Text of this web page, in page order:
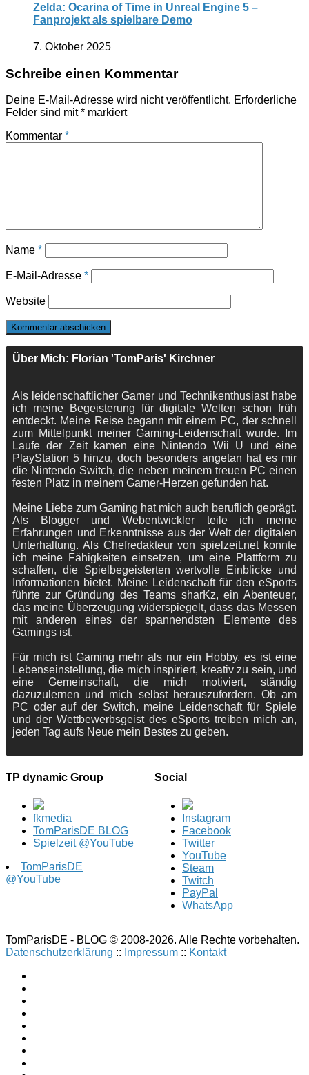
Zelda: Ocarina of Time in Unreal Engine 5 –
Fanprojekt als spielbare Demo
7. Oktober 2025
Schreibe einen Kommentar
Deine E-Mail-Adresse wird nicht veröffentlicht. Erforderliche
Felder sind mit* markiert
Kommentar *
Name *
E-Mail-Adresse *
Website
Über Mich: Florian 'TomParis' Kirchner
Als leidenschaftlicher Gamer und Technikenthusiast habe
ich meine Begeisterung für digitale Welten schon früh
entdeckt. Meine Reise begann mit einem PC, der schnell
zum Mittelpunkt meiner Gaming-Leidenschaft wurde. Im
Laufe der Zeit kamen eine Nintendo Wii U und eine
PlayStation 5 hinzu, doch besonders angetan hat es mir
die Nintendo Switch, die neben meinem treuen PC einen
festen Platz in meinem Gamer-Herzen gefunden hat.
Meine Liebe zum Gaming hat mich auch beruflich geprägt.
Als Blogger und Webentwickler teile ich meine
Erfahrungen und Erkenntnisse aus der Welt der digitalen
Unterhaltung. Als Chefredakteur von spielzeit.net konnte
ich meine Fähigkeiten einsetzen, um eine Plattform zu
schaffen, die Spielbegeisterten wertvolle Einblicke und
Informationen bietet. Meine Leidenschaft für den eSports
führte zur Gründung des Teams sharKz, ein Abenteuer,
das meine Überzeugung widerspiegelt, dass das Messen
mit anderen eines der spannendsten Elemente des
Gamings ist.
Für mich ist Gaming mehr als nur ein Hobby, es ist eine
Lebenseinstellung, die mich inspiriert, kreativ zu sein, und
eine Gemeinschaft, die mich motiviert, ständig
dazuzulernen und mich selbst herauszufordern. Ob am
PC oder auf der Switch, meine Leidenschaft für Spiele
und der Wettbewerbsgeist des eSports treiben mich an,
jeden Tag aufs Neue mein Bestes zu geben.
TP dynamic Group
fkmedia
TomParisDE BLOG
Spielzeit @YouTube
TomParisDE
@YouTube
Social
Instagram
Facebook
Twitter
YouTube
Steam
Twitch
PayPal
WhatsApp
TomParisDE - BLOG © 2008-2026. Alle Rechte vorbehalten.
Datenschutzerklärung :: Impressum :: Kontakt